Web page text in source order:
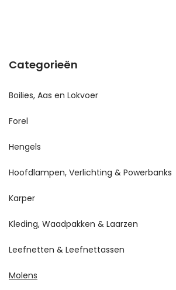
Categorieën
Boilies, Aas en Lokvoer
Forel
Hengels
Hoofdlampen, Verlichting & Powerbanks
Karper
Kleding, Waadpakken & Laarzen
Leefnetten & Leefnettassen
Molens